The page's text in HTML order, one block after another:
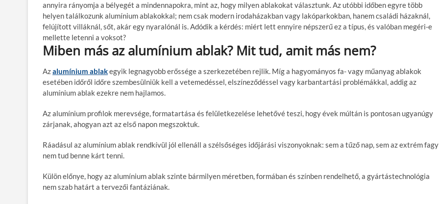
annyira rányomja a bélyegét a mindennapokra, mint az, hogy milyen ablakokat választunk. Az utóbbi időben egyre több
helyen találkozunk alumínium ablakokkal; nem csak modern irodaházakban vagy lakóparkokban, hanem családi házaknál,
felújított villáknál, sőt, akár egy nyaralónál is. Adódik a kérdés: miért lett ennyire népszerű ez a típus, és valóban megéri-e
mellette letenni a voksot?
Miben más az alumínium ablak? Mit tud, amit más nem?
Azalumínium ablakegyik legnagyobb erőssége a szerkezetében rejlik. Míg a hagyományos fa- vagy műanyag ablakok
esetében időről időre szembesülniük kell a vetemedéssel, elszíneződéssel vagy karbantartási problémákkal, addig az
alumínium ablak ezekre nem hajlamos.
Az alumínium profilok merevsége, formatartása és felületkezelése lehetővé teszi, hogy évek múltán is pontosan ugyanúgy
zárjanak, ahogyan azt az első napon megszoktuk.
Ráadásul az alumínium ablak rendkívül jól ellenáll a szélsőséges időjárási viszonyoknak: sem a tűző nap, sem az extrém fagy
nem tud benne kárt tenni.
Külön előnye, hogy az alumínium ablak szinte bármilyen méretben, formában és színben rendelhető, a gyártástechnológia
nem szab határt a tervezői fantáziának.